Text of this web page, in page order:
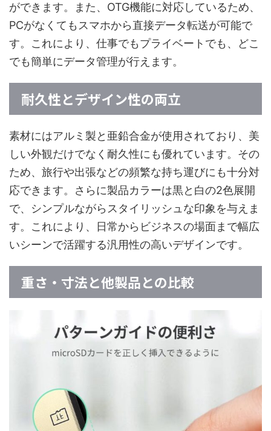
ができます。また、OTG機能に対応しているため、
PCがなくてもスマホから直接データ転送が可能で
す。これにより、仕事でもプライベートでも、どこ
でも簡単にデータ管理が行えます。
耐久性とデザイン性の両立
素材にはアルミ製と亜鉛合金が使用されており、美
しい外観だけでなく耐久性にも優れています。その
ため、旅行や出張などの頻繁な持ち運びにも十分対
応できます。さらに製品カラーは黒と白の2色展開
で、シンプルながらスタイリッシュな印象を与えま
す。これにより、日常からビジネスの場面まで幅広
いシーンで活躍する汎用性の高いデザインです。
重さ・寸法と他製品との比較